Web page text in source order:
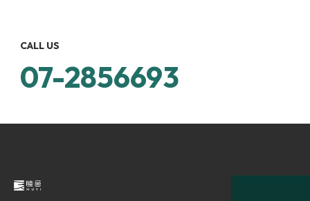
CALL US
07-2856693